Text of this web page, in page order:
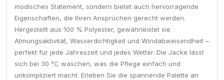
modisches Statement, sondern bietet auch hervorragende
Eigenschaften, die Ihren Ansprüchen gerecht werden.
Hergestellt aus 100 % Polyester, gewährleistet sie
Atmungsaktivität, Wasserdichtigkeit und Windabweisendheit –
perfekt für jede Jahreszeit und jedes Wetter. Die Jacke lässt
sich bei 30 °C waschen, was die Pflege einfach und
unkompliziert macht. Erleben Sie die spannende Palette an